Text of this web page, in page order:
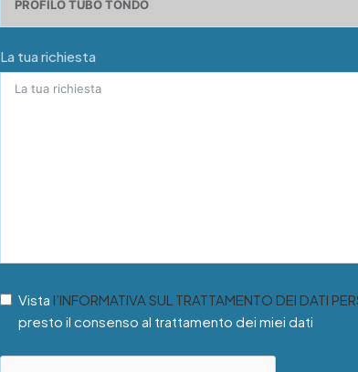
La tua richiesta
Vista l’INFORMATIVA SUL TRATTAMENTO DEI DATI
presto il consenso al trattamento dei miei dati